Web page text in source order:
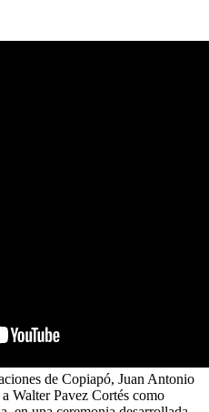
de Copiapó, Juan Antonio
Walter Pavez Cortés como